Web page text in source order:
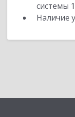
системы
Наличие